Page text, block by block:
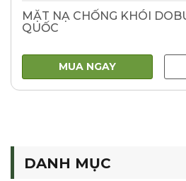
MẶT NẠ CHỐNG KHÓI
QUỐC
MUA NGAY
DANH MỤC